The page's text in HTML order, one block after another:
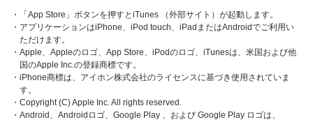
・「App Store」ボタンを押すとiTunes （外部サイト）が起動します。
・アプリケーションはiPhone、iPod touch、iPadまたはAndroidでご利用い
ただけます。
・Apple、Appleのロゴ、App Store、iPodのロゴ、iTunesは、米国および他
国のApple Inc.の登録商標です。
・iPhone商標は、アイホン株式会社のライセンスに基づき使用されていま
す。
・Copyright (C) Apple Inc. All rights reserved.
・Android、Androidロゴ、Google Play 、および Google Play ロゴは、